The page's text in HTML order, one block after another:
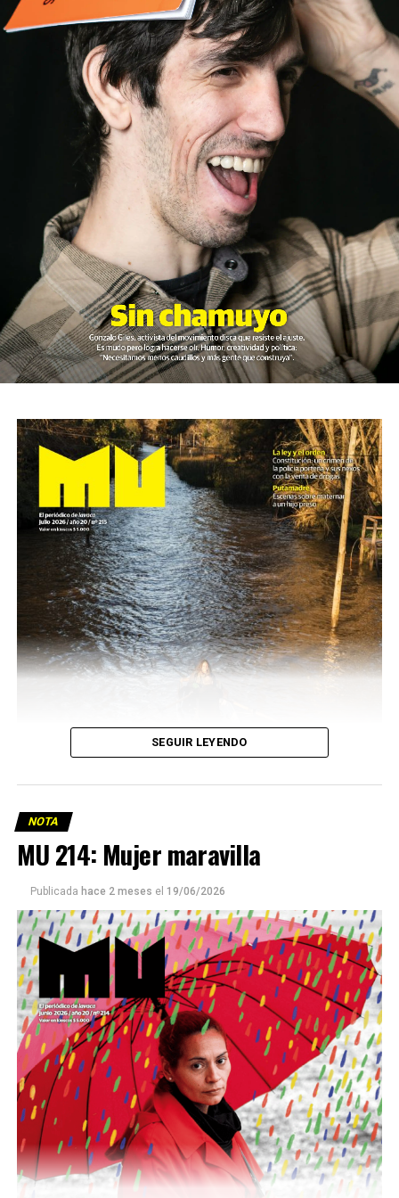
Este número 215 de MU ☝️viene con doble tapa, que
podría ser una frase:
Sin chamuyo, a remarla.
Descargar la Mu en PDF
SEGUIR LEYENDO
NOTA
MU 214: Mujer maravilla
Publicada hace 2 meses el 19/06/2026